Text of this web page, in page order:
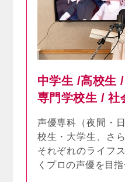
中学生 /高校生
専門学校生 / 社
声優専科（夜間・
校生・大学生、さ
それぞれのライフ
くプロの声優を目指